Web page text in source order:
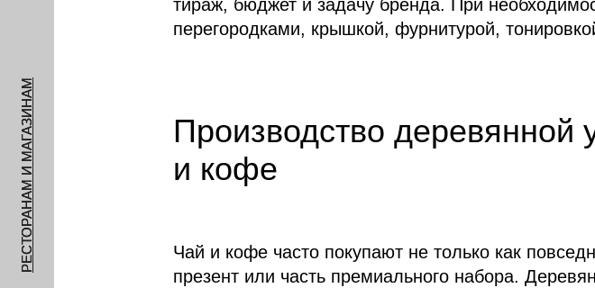
РЕСТОРАНАМ И МАГАЗИНАМ
тираж, бюджет и задачу бренда. При
перегородками, крышкой, фурнитурой,
Производство деревянной
и кофе
Чай и кофе часто покупают не только как
презент или часть премиального набора.